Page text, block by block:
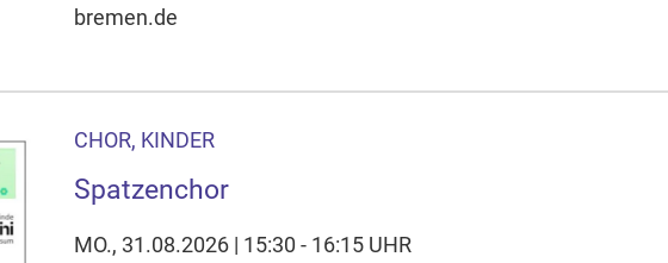
bremen.de
CHOR, KINDER
Spatzenchor
MO., 31.08.2026 | 15:30 - 16:15 UHR